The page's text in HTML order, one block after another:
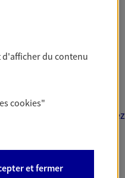
Réactifs et
plus adéquate. Vous venez
du contenu
cookies"
et fermer